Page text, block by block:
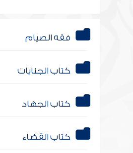
فقه الصيام
كتاب الجنايات
كتاب الجهاد
كتاب القضاء